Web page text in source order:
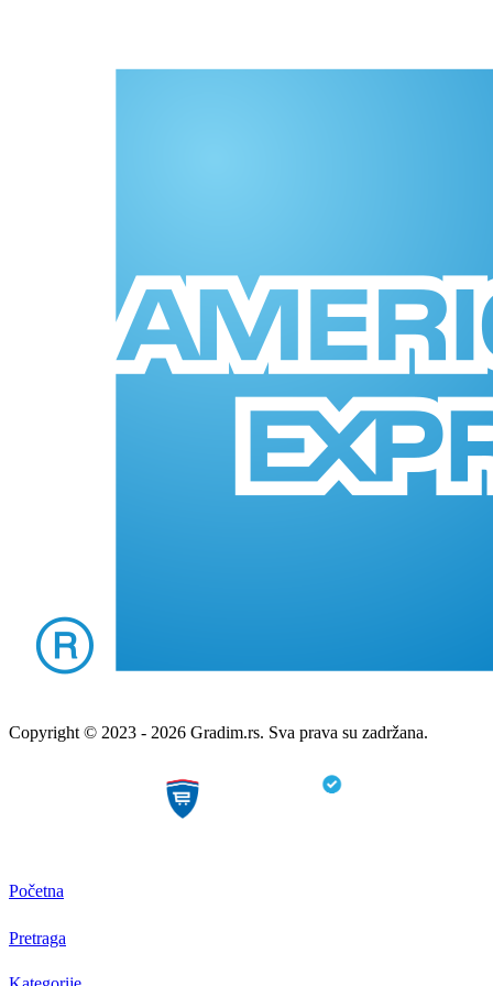
Copyright © 2023 - 2026 Gradim.rs. Sva prava su zadržana.
Početna
Pretraga